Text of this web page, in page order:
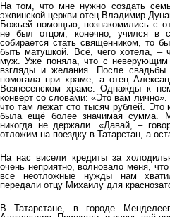
На том, что мне нужно создать
эжвинской церкви отец Владимир
Божьей помощью, познакомились с
не был отцом, конечно, учился в
собирается стать священником, то
быть матушкой. Всё, чего хотела,
муж. Уже поняла, что с
взгляды и желания. После
помогала при храме, а отец
Вознесенском храме. Однажды к
конверт со словами: «Это вам
что там лежат сто тысяч рублей. Это
была ещё более значимая сумма.
никогда не держали. «Давай, –
отложим на поездку в Татарстан, а
На нас висели кредиты за
очень неприятно, волновало меня,
все неотложные нужды нам
передали отцу Михаилу для
В Татарстане, в городе